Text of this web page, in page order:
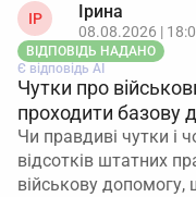
ІР Ірина
08.08.2026 |
ВІДПОВІДЬ НАДАНО
Є відповідь АІ
Чутки про
проходити базову
Чи правдиві чутки і
відсотків штатних
військову